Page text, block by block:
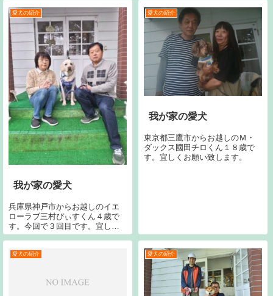
です。今回で１２回目です。宜
しくお願いします。右の黒ラブ
はラナンです。
愛犬の紹介
我が家の愛犬
兵庫県神戸市からお越しのイエ
ローラブ三村ぴぃすくん４歳で
す。今回で３回目です。宜しく
お願いいたします。
愛犬の紹介
我が家の愛犬
東京都三鷹市からお越しのＭ・
ダックス國田チロくん１８歳で
す。宜しくお願い致します。
愛犬の紹介 愛犬の紹介